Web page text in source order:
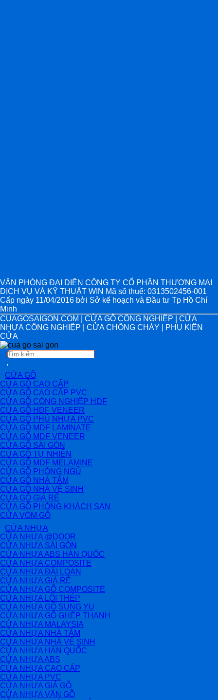
VĂN PHÒNG ĐẠI DIỆN CÔNG TY CỔ PHẦN THƯƠNG MẠI
DỊCH VỤ VÀ KỸ THUẬT WIN Mã số thuế: 0313502456-001
Cấp ngày 11/04/2016 bởi Sở kế hoạch và Đầu tư Tp Hồ Chí
Minh
CUAGOSAIGON.COM | CỬA GỖ CÔNG NGHIỆP | CỬA
NHỰA CÔNG NGHIỆP | CỬA CHỐNG CHÁY | PHỤ KIỆN
CỬA
Tìm
CỬA GỖ
CỬA GỖ CAO CẤP
CỬA GỖ CAO CẤP PVC
CỬA GỖ CÔNG NGHIỆP HDF
CỬA GỖ HDF VENEER
CỬA GỖ PHỦ NHỰA PVC
CỬA GỖ MDF LAMINATE
CỬA GỖ MDF VENEER
CỬA GỖ SÀI GÒN
CỬA GỖ TỰ NHIÊN
CỬA GỖ MDF MELAMINE
CỬA GỖ PHÒNG NGỦ
CỬA GỖ NHÀ TẮM
CỬA GỖ NHÀ VỆ SINH
CỬA GỖ GIÁ RẺ
CỬA GỖ PHÒNG KHÁCH SẠN
CỬA VÒM GỖ
CỬA NHỰA
CỬA NHỰA @DOOR
CỬA NHỰA SÀI GÒN
CỬA NHỰA ABS HÀN QUỐC
CỬA NHỰA COMPOSITE
CỬA NHỰA ĐÀI LOAN
CỬA NHỰA GIÁ RẺ
CỬA NHỰA GỖ COMPOSITE
CỬA NHỰA LÕI THÉP
CỬA NHỰA GỖ SUNG YU
CỬA NHỰA GỖ GHÉP THANH
CỬA NHỰA MALAYSIA
CỬA NHỰA NHÀ TẮM
CỬA NHỰA NHÀ VỆ SINH
CỬA NHỰA HÀN QUỐC
CỬA NHỰA ABS
CỬA NHỰA CAO CẤP
CỬA NHỰA PVC
CỬA NHỰA GIẢ GỖ
CỬA NHỰA VÂN GỖ